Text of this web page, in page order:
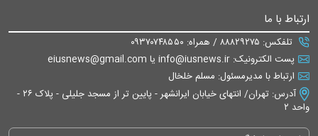
ارتباط با ما
تلفکس: ۸۸۸۲۹۲۷۵ / همراه: ۰۹۳۷۰۷۴۸۵۵۰
پست الکترونیک: info@iusnews.ir یا eiusnews@gmail.com
ارتباط با مدیرمسئول: مسلم خلخال
آدرس: تهران/ انتهای خیابان ایرانشهر - پایین تر از مسجد جلیلی - پلاک ۲۶ -
واحد ۲